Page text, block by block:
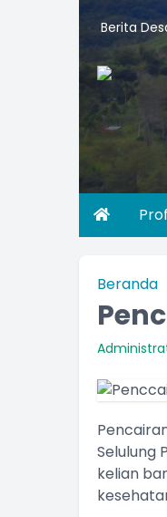
Berita
Beranda
Selulung
kelian